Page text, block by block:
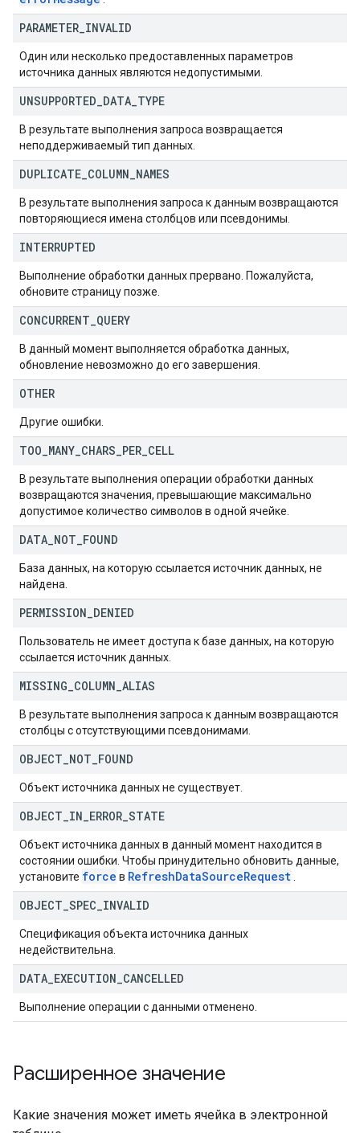
PARAMETER INVALID
Один или несколько предоставленных параметров
источника данных являются недопустимыми.
UNSUPPORTED DATA TYPE
В результате выполнения запроса возвращается
неподдерживаемый тип данных.
DUPLICATE COLUMN NAMES
В результате выполнения запроса к данным возвращаются
повторяющиеся имена столбцов или псевдонимы.
INTERRUPTED
Выполнение обработки данных прервано. Пожалуйста,
обновите страницу позже.
CONCURRENT QUERY
В данный момент выполняется обработка данных,
обновление невозможно до его завершения.
OTHER
Другие ошибки.
TOO MANY CHARS PER CELL
В результате выполнения операции обработки данных
возвращаются значения, превышающие максимально
допустимое количество символов в одной ячейке.
DATA NOT FOUND
База данных, на которую ссылается источник данных, не
найдена.
PERMISSION DENIED
Пользователь не имеет доступа к базе данных, на которую
ссылается источник данных.
MISSING COLUMN ALIAS
В результате выполнения запроса к данным возвращаются
столбцы с отсутствующими псевдонимами.
OBJECT NOT FOUND
Объект источника данных не существует.
OBJECT IN ERROR STATE
Объект источника данных в данный момент находится в
состоянии ошибки. Чтобы принудительно обновить данные,
установите force в RefreshDataSourceRequest
OBJECT SPEC INVALID
Спецификация объекта источника данных
недействительна.
DATA EXECUTION CANCELLED
Выполнение операции с данными отменено.
Расширенное значение
Какие значения может иметь ячейка в электронной